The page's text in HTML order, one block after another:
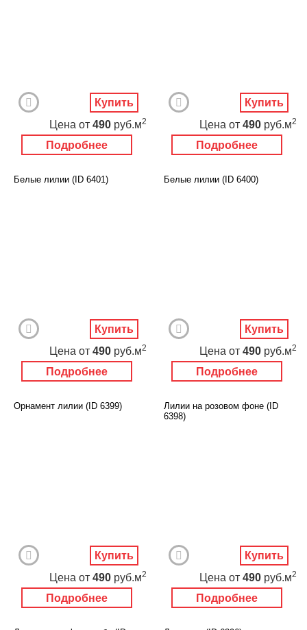
Подробнее
Цена от 490 руб.м2
Купить
Подробнее
Цена от 490 руб.м2
Купить
Белые лилии (ID 6401)
Подробнее
Цена от 490 руб.м2
Купить
Белые лилии (ID 6400)
Подробнее
Цена от 490 руб.м2
Купить
Орнамент лилии (ID 6399)
Подробнее
Цена от 490 руб.м2
Купить
Лилии на розовом фоне (ID
6398)
Подробнее
Цена от 490 руб.м2
Купить